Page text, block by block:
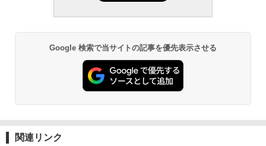
Google 検索で当サイトの記事を優先表示させる
関連リンク